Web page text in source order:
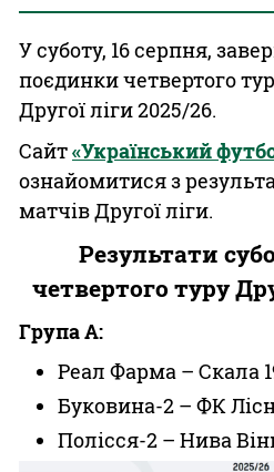
У суботу, 16 серпня,
поєдинки четвертого
Другої ліги 2025/26.
Сайт«Український
ознайомитися з
матчів Другої ліги.
Результати
четвертого туру
Група A:
Реал Фарма – Скала
Буковина-2 – ФК
Полісся-2 – Нива